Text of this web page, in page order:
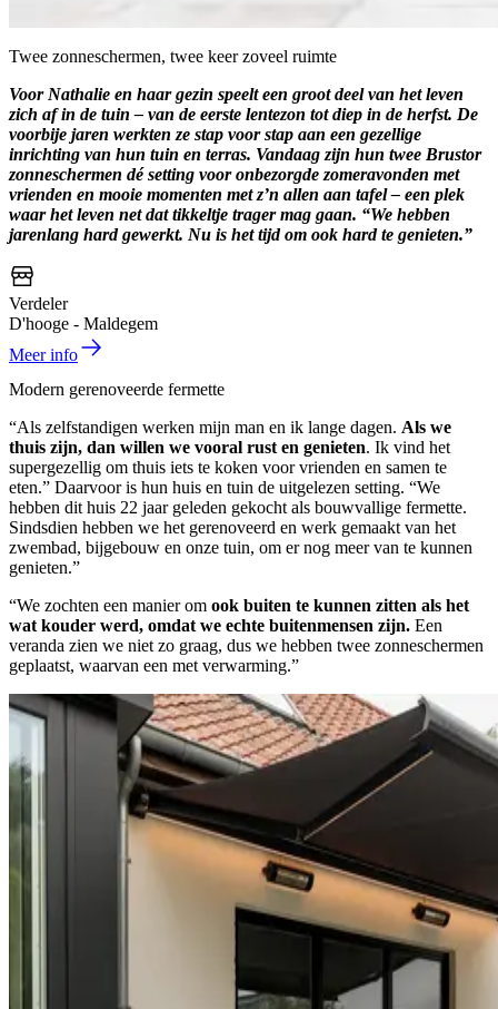
Twee zonneschermen, twee keer zoveel ruimte
Voor Nathalie en haar gezin speelt een groot deel van het leven
zich af in de tuin – van de eerste lentezon tot diep in de herfst. De
voorbije jaren werkten ze stap voor stap aan een gezellige
inrichting van hun tuin en terras. Vandaag zijn hun twee Brustor
zonneschermen dé setting voor onbezorgde zomeravonden met
vrienden en mooie momenten met z’n allen aan tafel – een plek
waar het leven net dat tikkeltje trager mag gaan. “We hebben
jarenlang hard gewerkt. Nu is het tijd om ook hard te genieten.”
Verdeler
D'hooge - Maldegem
Meer info
Modern gerenoveerde fermette
“Als zelfstandigen werken mijn man en ik lange dagen. Als we
thuis zijn, dan willen we vooral rust en genieten. Ik vind het
supergezellig om thuis iets te koken voor vrienden en samen te
eten.” Daarvoor is hun huis en tuin de uitgelezen setting. “We
hebben dit huis 22 jaar geleden gekocht als bouwvallige fermette.
Sindsdien hebben we het gerenoveerd en werk gemaakt van het
zwembad, bijgebouw en onze tuin, om er nog meer van te kunnen
genieten.”
“We zochten een manier om ook buiten te kunnen zitten als het
wat kouder werd, omdat we echte buitenmensen zijn. Een
veranda zien we niet zo graag, dus we hebben twee zonneschermen
geplaatst, waarvan een met verwarming.”